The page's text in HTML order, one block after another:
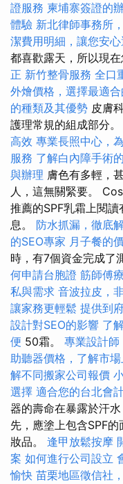
證服務 柬埔寨簽證的
體驗 新北律師事務所
潔費用明細，讓您安
都喜歡露天，所以現
正 新竹整骨服務 全口
外燴價格，選擇最適
的種類及其優勢 皮膚
護理常規的組成部分。
高效 專業長照中心，
服務 了解白內障手術
與辦理 膚色有多輕，
人，這無關緊要。
推薦的SPF乳霜上閱
息。 防水抓漏，徹底
的SEO專家 月子餐的
時，有7個資金完成了
何申請台胞證 筋師傅
私與需求 音波拉皮，
讓家務更輕鬆 提供到
設計對SEO的影響 了
便 50霜。 專業設計師
助聽器價格，了解市
解不同搬家公司報價
選擇 適合您的台北會
器的壽命在暴露於汗
先，應塗上包含SPF
妝品。 逢甲放鬆按摩
案 如何進行公司設立
愉快 苗栗地區徵信社